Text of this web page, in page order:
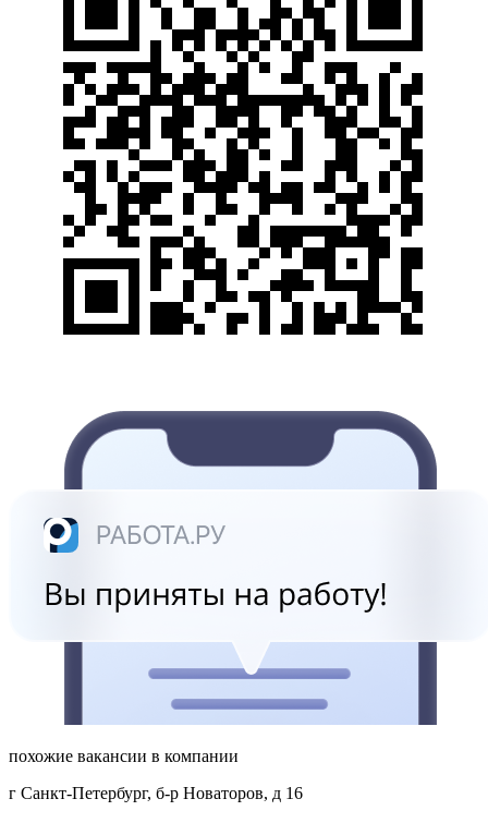
похожие вакансии в компании
г Санкт-Петербург, б-р Новаторов, д 16